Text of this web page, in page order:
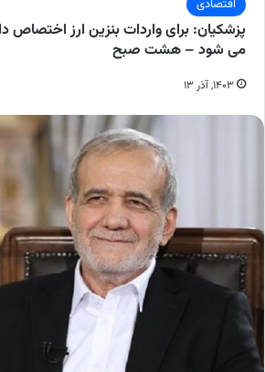
اقتصادی
پزشکیان: برای واردات بنزین ارز اختصاص
می شود – هشت صبح
۱۴۰۳, آذر ۱۳